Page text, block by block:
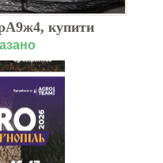
купити